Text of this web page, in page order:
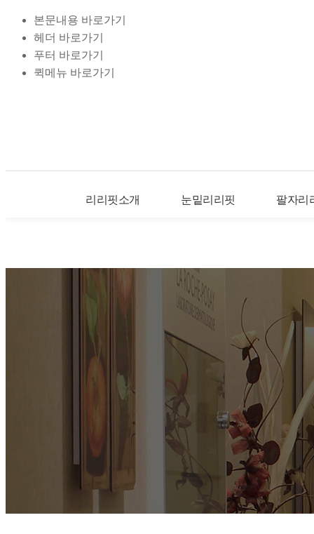
본문내용 바로가기
헤더 바로가기
푸터 바로가기
퀵메뉴 바로가기
리리핏소개 눈밑리리핏 팔자리